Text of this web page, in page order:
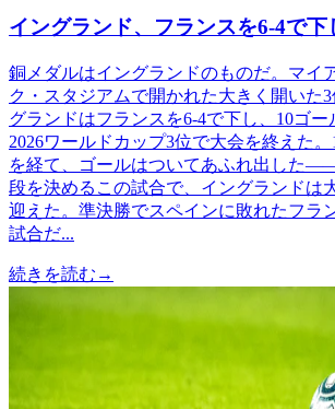
イングランド、フランスを6-4で下
銅メダルはイングランドのものだ。マイ
ク・スタジアムで開かれた大きく開いた
グランドはフランスを6-4で下し、10ゴー
2026ワールドカップ3位で大会を終えた
を経て、ゴールはついてあふれ出した
段を決めるこの試合で、イングランドは
迎えた。準決勝でスペインに敗れたフラ
試合だ...
続きを読む →